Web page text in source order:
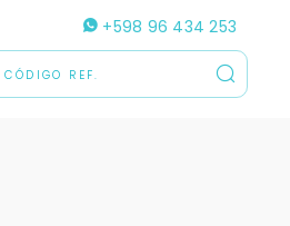
+598 96 434 253